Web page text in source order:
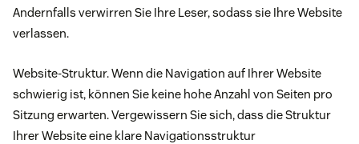
Andernfalls verwirren Sie Ihre Leser, sodass sie Ihre Website
verlassen.
Website-Struktur. Wenn die Navigation auf Ihrer Website
schwierig ist, können Sie keine hohe Anzahl von Seiten pro
Sitzung erwarten. Vergewissern Sie sich, dass die Struktur
Ihrer Website eine klare Navigationsstruktur